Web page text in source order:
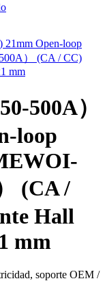
500A）
loop
(CA /
Hall
mm
soporte OEM /